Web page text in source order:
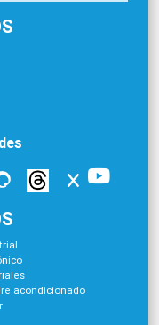
acondicionado